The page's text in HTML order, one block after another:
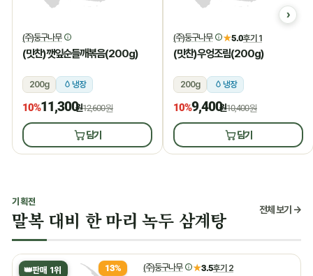
(주)둥구나무
(맛찬)깻잎순들깨볶음(200g)
200g 냉장
10%11,300원12,600원
담기
(주)둥구나무 ★5.0후기 1
(맛찬)우엉조림(200g)
200g 냉장
10%9,400원10,400원
담기
기획전
말복 대비 한 마리 녹두 삼계탕 전체 보기 →
👑판매 1위 13% (주)둥구나무 ★3.5후기 2